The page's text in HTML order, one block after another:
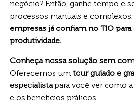
negócio? Então, ganhe tempo e
processos manuais e complexos.
empresas já confiam no TIO
produtividade.
Conheça nossa solução sem
Oferecemos um tour guiado e
especialistapara você ver como
e os benefícios práticos.